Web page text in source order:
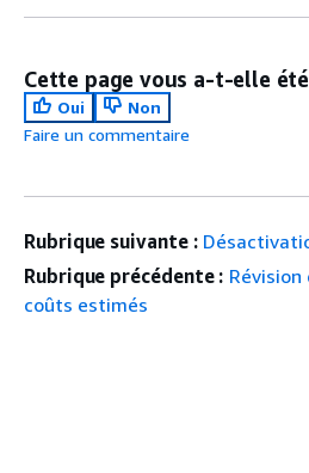
Cette page vous a-t-elle
Oui
Non
Faire un commentaire
Rubrique suivante :
Rubrique précédente :
coûts estimés